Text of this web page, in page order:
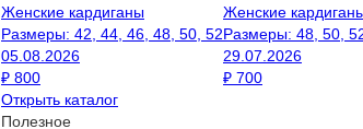
Женские кардиганы
Размеры: 42, 44, 46, 48, 50, 52
05.08.2026
₽ 800
Женские
Размеры: 48, 50,
29.07.2026
₽ 700
Открыть каталог
Полезное